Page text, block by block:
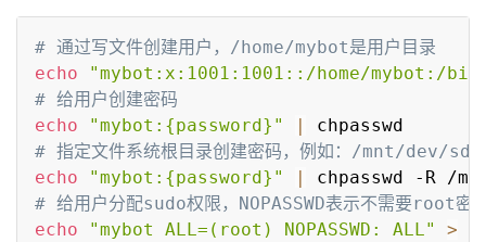
# 通过写文件创建用户，/home/mybot是用户目录
echo
"mybot:x:1001:1001::/home/mybot:/
# 给用户创建密码
echo
"mybot:{password}"
# 指定文件系统根目录创建密码，例如：/mnt/dev/
echo
"mybot:{password}"
# 给用户分配sudo权限，NOPASSWD表示不需要root密
echo
"mybot ALL=(root) NOPASSWD: ALL" >